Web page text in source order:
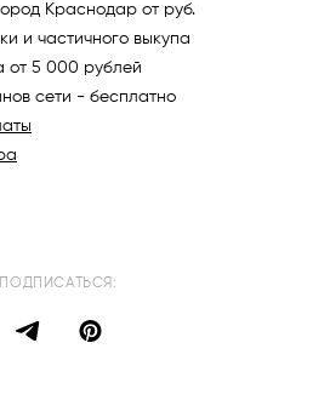
Краснодар от руб.
и частичного выкупа
от 5 000 рублей
сети - бесплатно
ПОДПИСАТЬСЯ: